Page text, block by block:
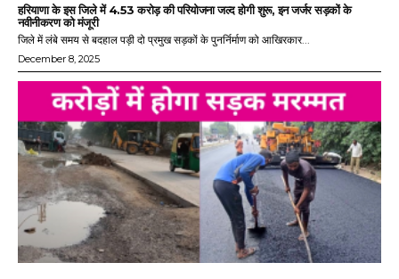
हरियाणा के इस जिले में 4.53 करोड़ की परियोजना जल्द होगी शुरू, इन जर्जर सड़कों के
नवीनीकरण को मंजूरी
जिले में लंबे समय से बदहाल पड़ी दो प्रमुख सड़कों के पुनर्निर्माण को आखिरकार...
December 8, 2025